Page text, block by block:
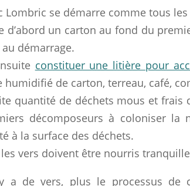
Lombric se démarre comme tous
d’abord un carton au fond du
démarrage.
constituer une litière pour
humidifié de carton, terreau, café,
quantité de déchets mous et frais
décomposeurs à coloniser
à la surface des déchets.
les vers doivent être nourris
a de vers, plus le processus de